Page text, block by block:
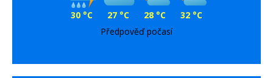
30 °C 27 °C 28 °C
32 °C
Předpověď počasí